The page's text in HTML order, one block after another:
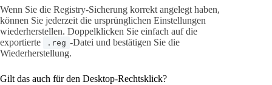
Wenn Sie die Registry-Sicherung korrekt angelegt haben,
können Sie jederzeit die ursprünglichen Einstellungen
wiederherstellen. Doppelklicken Sie einfach auf die
exportierte
.reg -Datei und bestätigen Sie die
Wiederherstellung.
Gilt das auch für den Desktop-Rechtsklick?